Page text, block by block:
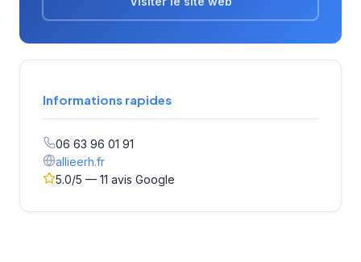
Informations rapides
06 63 96 01 91
allieerh.fr
5.0/5 — 11 avis Google